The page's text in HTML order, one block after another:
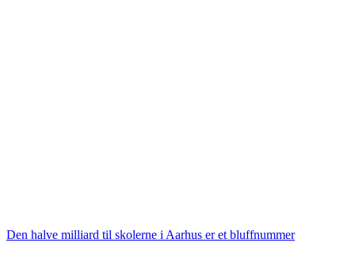
Den halve milliard til skolerne i Aarhus er et bluffnummer